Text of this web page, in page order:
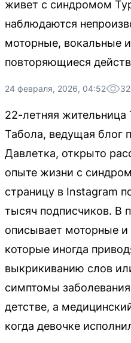
живет с синдромом
наблюдаются
моторные, вокальные
повторяющиеся
24 февраля, 2026, 04:52 32
22-летняя
Табола, ведущая блог
Давлетка, открыто
опыте жизни с
страницу в Instagram
тысяч подписчиков. В
описывает моторные и
которые иногда
выкрикиванию слов
симптомы
детстве, а
когда девочке